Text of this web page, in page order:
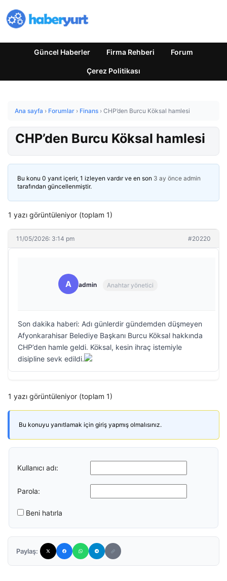
Güncel Haberler Firma Rehberi Forum
Çerez Politikası
Ana sayfa › Forumlar › Finans › CHP’den Burcu Köksal hamlesi
CHP’den Burcu Köksal hamlesi
Bu konu 0 yanıt içerir, 1 izleyen vardır ve en son 3 ay önce admin
tarafından güncellenmiştir.
1 yazı görüntüleniyor (toplam 1)
11/05/2026: 3:14 pm #20220
A admin Anahtar yönetici
Son dakika haberi: Adı günlerdir gündemden düşmeyen
Afyonkarahisar Belediye Başkanı Burcu Köksal hakkında
CHP’den hamle geldi. Köksal, kesin ihraç istemiyle
disipline sevk edildi.
1 yazı görüntüleniyor (toplam 1)
Bu konuyu yanıtlamak için giriş yapmış olmalısınız.
Kullanıcı adı:
Parola:
Beni hatırla
Paylaş: